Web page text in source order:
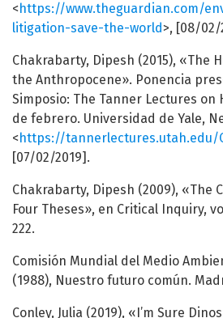
<https://www.theguardian.com/
litigation-save-the-world>, [08/02/
Chakrabarty, Dipesh (2015), «The
the Anthropocene». Ponencia
Simposio: The Tanner Lectures on
de febrero. Universidad de Yale,
<https://tannerlectures.utah.edu/
[07/02/2019].
Chakrabarty, Dipesh (2009), «The
Four Theses», en Critical Inquiry,
222.
Comisión Mundial del Medio
(1988), Nuestro futuro común.
Conley, Julia (2019), «I’m Sure